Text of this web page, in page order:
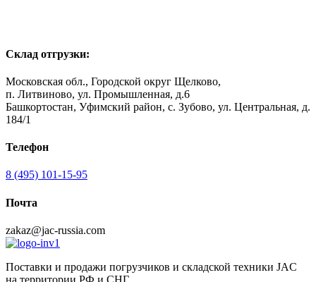
Склад отгрузки:
Московская обл., Городской округ Щелково,
п. Литвиново, ул. Промышленная, д.6
Башкортостан, Уфимский район, с. Зубово, ул. Центральная, д.
184/1
Телефон
8 (495) 101-15-95
Почта
zakaz@jac-russia.com
Поставки и продажи погрузчиков и складской техники JAC
на территории РФ и СНГ